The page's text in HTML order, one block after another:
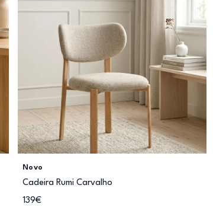
Novo
Cadeira Rumi Carvalho
139€